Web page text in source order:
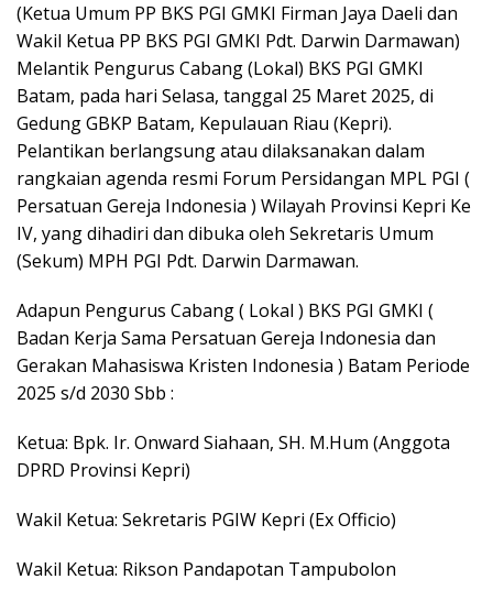
(Ketua Umum PP BKS PGI GMKI Firman Jaya Daeli dan
Wakil Ketua PP BKS PGI GMKI Pdt. Darwin Darmawan)
Melantik Pengurus Cabang (Lokal) BKS PGI GMKI
Batam, pada hari Selasa, tanggal 25 Maret 2025, di
Gedung GBKP Batam, Kepulauan Riau (Kepri).
Pelantikan berlangsung atau dilaksanakan dalam
rangkaian agenda resmi Forum Persidangan MPL PGI (
Persatuan Gereja Indonesia ) Wilayah Provinsi Kepri Ke
IV, yang dihadiri dan dibuka oleh Sekretaris Umum
(Sekum) MPH PGI Pdt. Darwin Darmawan.
Adapun Pengurus Cabang ( Lokal ) BKS PGI GMKI (
Badan Kerja Sama Persatuan Gereja Indonesia dan
Gerakan Mahasiswa Kristen Indonesia ) Batam Periode
2025 s/d 2030 Sbb :
Ketua: Bpk. Ir. Onward Siahaan, SH. M.Hum (Anggota
DPRD Provinsi Kepri)
Wakil Ketua: Sekretaris PGIW Kepri (Ex Officio)
Wakil Ketua: Rikson Pandapotan Tampubolon